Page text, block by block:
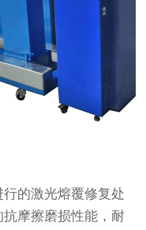
的激光熔覆修复处
摩擦磨损性能，耐